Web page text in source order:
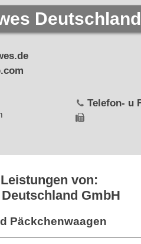
Telefon- u
von:
GmbH
Päckchenwaagen